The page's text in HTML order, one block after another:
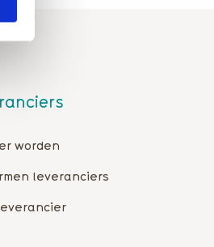
worden
leveranciers